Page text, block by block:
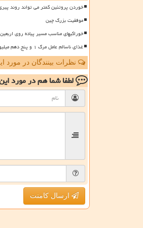
خوردن پروتئین کمتر می تواند روند
موفقیت بزرگ چین
خوراکیهای مناسب مسیر پیاده روی اربعین
غذای ناسالم عامل مرگ ۱ و پنج دهم میلیون نفر در جهان
نظرات بینندگان در مورد
لطفا شما همدر مورد
ارسال کامنت